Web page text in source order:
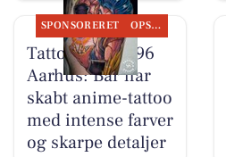
SPONSORERET OPSLAGSTAVLEN
Tattoo Studio 96
Aarhus: Bar har
skabt anime-tattoo
med intense farver
og skarpe detaljer